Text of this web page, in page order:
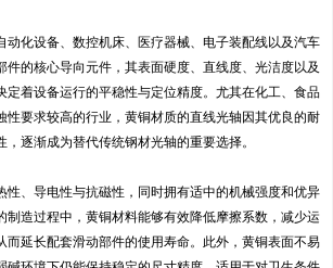
动化设备、数控机床、医疗器械、电子装配线以及汽车
件的核心导向元件，其表面硬度、直线度、光洁度以及
定着设备运行的平稳性与定位精度。尤其在化工、食品
性要求较高的行业，黄铜材质的直线光轴因其优良的耐
逐渐成为替代传统钢材光轴的重要选择。
性、导电性与抗磁性，同时拥有适中的机械强度和优异
制造过程中，黄铜材料能够有效降低摩擦系数，减少运
而延长配套滑动部件的使用寿命。此外，黄铜表面不易